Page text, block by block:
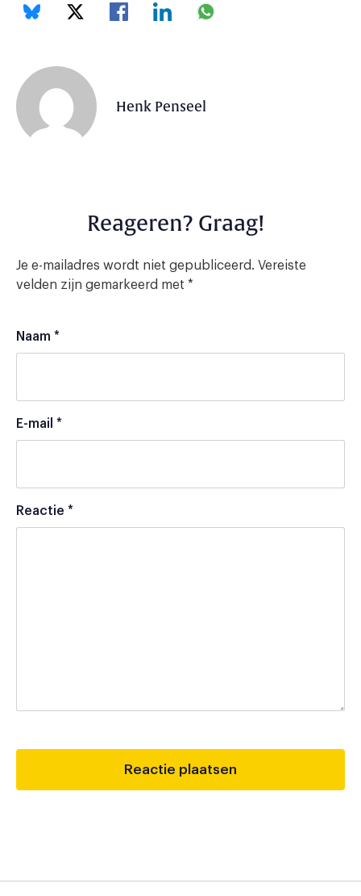
Henk Penseel
Reageren? Graag!
Je e-mailadres wordt niet gepubliceerd. Vereiste
velden zijn gemarkeerd met *
Naam *
E-mail *
Reactie *